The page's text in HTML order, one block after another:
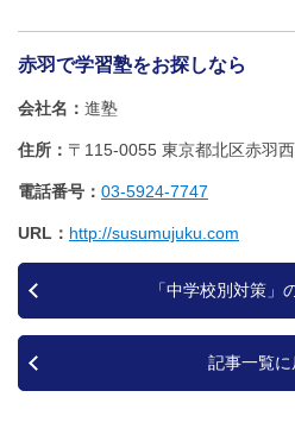
赤羽で学習塾をお探しなら
会社名 進塾
住所 〒115-0055 東京都北区赤羽
電話番号 03-5924-7747
URL http://susumujuku.com
「中学校別対策」
記事一覧に